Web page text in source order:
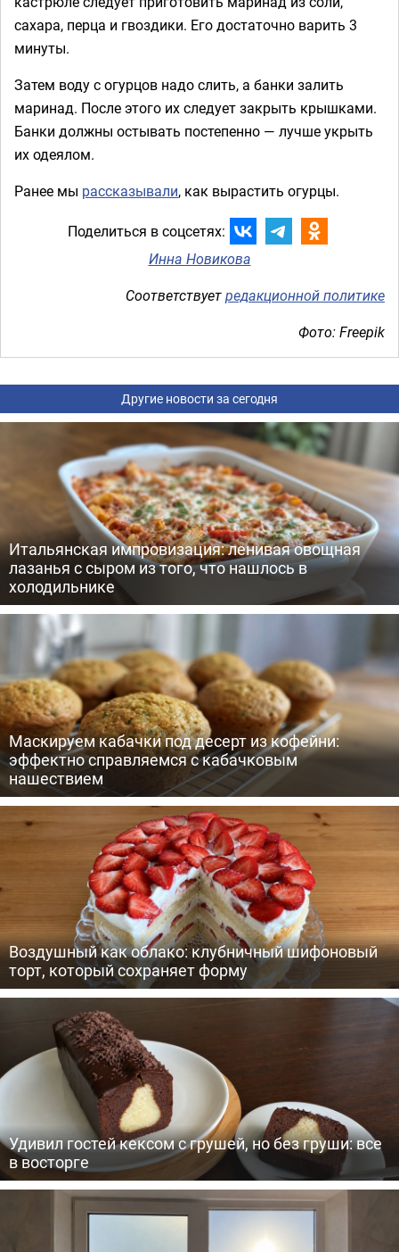
сахара, перца и гвоздики. Его достаточно варить 3
минуты.
Затем воду с огурцов надо слить, а банки залить
маринад. После этого их следует закрыть крышками.
Банки должны остывать постепенно — лучше укрыть
их одеялом.
Ранее мы рассказывали, как вырастить огурцы.
Поделиться в соцсетях:
Инна Новикова
Соответствуетредакционной политике
Фото: Freepik
Другие новости за сегодня
Итальянская импровизация: ленивая овощная
лазанья с сыром из того, что нашлось в
холодильнике
Маскируем кабачки под десерт из кофейни:
эффектно справляемся с кабачковым
нашествием
Воздушный как облако: клубничный шифоновый
торт, который сохраняет форму
Удивил гостей кексом с грушей, но без груши: все
в восторге